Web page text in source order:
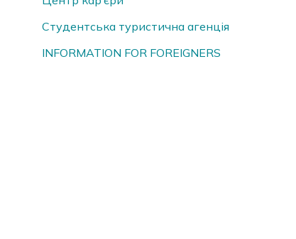
Студентська туристична агенція
INFORMATION FOR FOREIGNERS